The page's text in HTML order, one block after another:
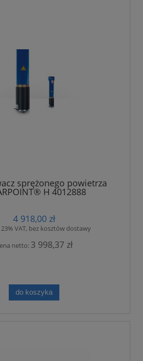
sprężonego powietrza
H 4012888
4 918,00 zł
VAT, bez kosztów dostawy
netto: 3 998,37 zł
do koszyka